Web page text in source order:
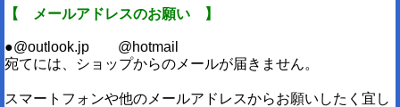
【 メールアドレスのお願い 】
●@outlook.jp @hotmail
宛てには、ショップからのメールが届きません。
スマートフォンや他のメールアドレスからお願いしたく宜し